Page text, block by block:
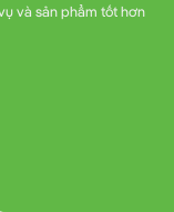
và sản phẩm tốt hơn